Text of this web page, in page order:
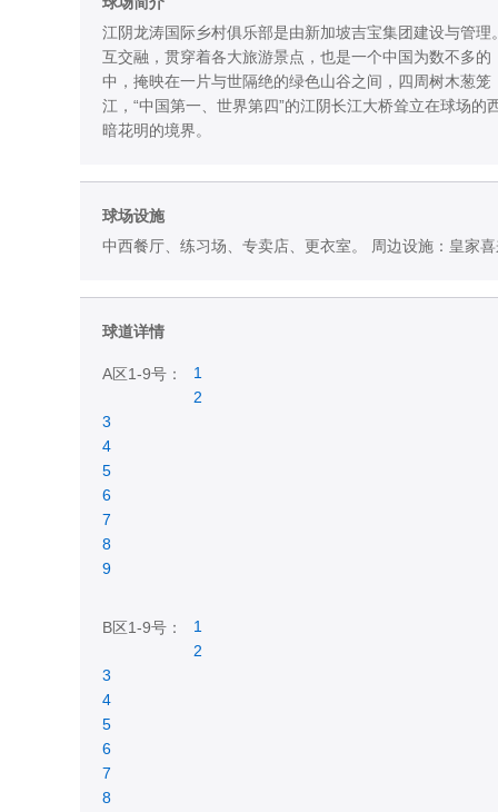
江阴龙涛国际乡村俱乐部是由新加坡吉宝集团建设与管
互交融，贯穿着各大旅游景点，也是一个中国为数不多
中，掩映在一片与世隔绝的绿色山谷之间，四周树木葱
江，“中国第一、世界第四”的江阴长江大桥耸立在球场
暗花明的境界。
球场设施
中西餐厅、练习场、专卖店、更衣室。 周边设施：皇家
球道详情
A区1-9号：
1
2
3
4
5
6
7
8
9
B区1-9号：
1
2
3
4
5
6
7
8